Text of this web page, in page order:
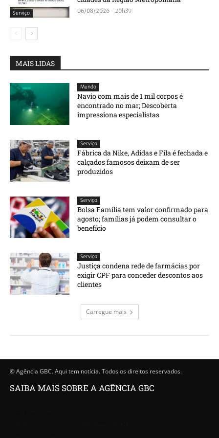
Serviço 06/08/2026 - 20h39
MAIS LIDAS
Mundo
Navio com mais de 1 mil corpos é
encontrado no mar; Descoberta
impressiona especialistas
Serviço
Fábrica da Nike, Adidas e Fila é fechada e
calçados famosos deixam de ser
produzidos
Serviço
Bolsa Família tem valor confirmado para
agosto; famílias já podem consultar o
benefício
Serviço
Justiça condena rede de farmácias por
exigir CPF para conceder descontos aos
clientes
Carregue mais
© Agência GBC. Aqui tem notícia. Todos os direitos reservados.
SAIBA MAIS SOBRE A AGÊNCIA GBC